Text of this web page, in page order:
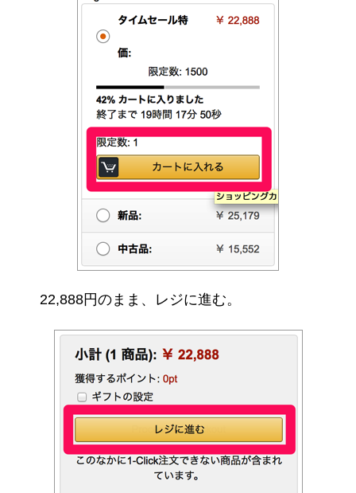
22,888円のまま、レジに進む。